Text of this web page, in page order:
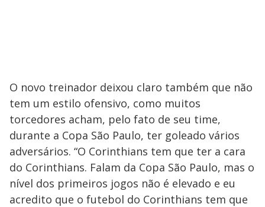
O novo treinador deixou claro também que não
tem um estilo ofensivo, como muitos
torcedores acham, pelo fato de seu time,
durante a Copa São Paulo, ter goleado vários
adversários. “O Corinthians tem que ter a cara
do Corinthians. Falam da Copa São Paulo, mas o
nível dos primeiros jogos não é elevado e eu
acredito que o futebol do Corinthians tem que